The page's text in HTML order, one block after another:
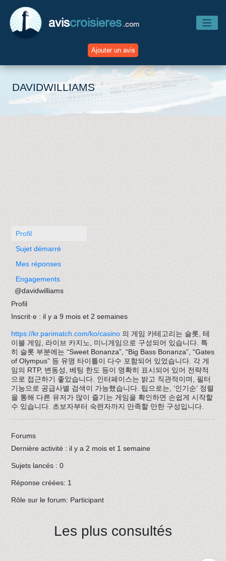
aviscroisieres .com
Ajouter un avis
Accueil
Avis Compagnies
DAVIDWILLIAMS
Profil
Sujet démarré
Mes réponses
Engagements
@davidwilliams
Profil
Inscrit·e : il y a 9 mois et 2 semaines
https://kr.parimatch.com/ko/casino 의 게임 카테고리는 슬롯, 테
이블 게임, 라이브 카지노, 미니게임으로 구성되어 있습니다. 특
히 슬롯 부분에는 “Sweet Bonanza”, “Big Bass Bonanza”, “Gates
of Olympus” 등 유명 타이틀이 다수 포함되어 있었습니다. 각 게
임의 RTP, 변동성, 베팅 한도 등이 명확히 표시되어 있어 전략적
으로 접근하기 좋았습니다. 인터페이스는 밝고 직관적이며, 필터
기능으로 공급사별 검색이 가능했습니다. 팁으로는, ‘인기순’ 정렬
을 통해 다른 유저가 많이 즐기는 게임을 확인하면 손쉽게 시작할
수 있습니다. 초보자부터 숙련자까지 만족할 만한 구성입니다.
Forums
Dernière activité : il y a 2 mois et 1 semaine
Sujets lancés : 0
Réponse créées: 1
Rôle sur le forum: Participant
Les plus consultés